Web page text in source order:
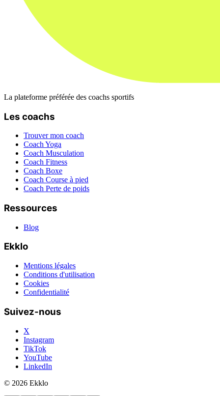
La plateforme préférée des coachs sportifs
Les coachs
Trouver mon coach
Coach Yoga
Coach Musculation
Coach Fitness
Coach Boxe
Coach Course à pied
Coach Perte de poids
Ressources
Blog
Ekklo
Mentions légales
Conditions d'utilisation
Cookies
Confidentialité
Suivez-nous
X
Instagram
TikTok
YouTube
LinkedIn
© 2026 Ekklo